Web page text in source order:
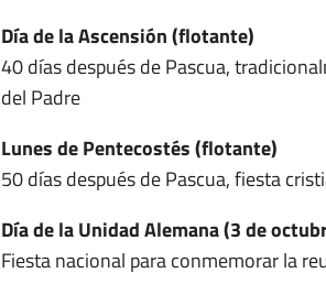
Día de la Ascensión (flotante)
40 días después de Pascua,
del Padre
Lunes de Pentecostés (flotante)
50 días después de Pascua, fiesta
Día de la Unidad Alemana (3 de
Fiesta nacional para conmemorar la